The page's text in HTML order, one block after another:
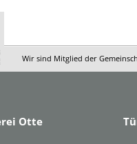
Wir sind Mitglied der
Otte